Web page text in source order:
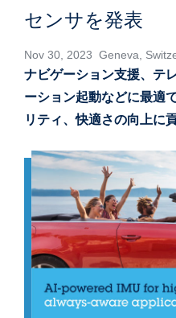
センサを発表
Nov 30, 2023 Geneva,
ナビゲーション支援、テ
ーション起動などに最適
リティ、快適さの向上に